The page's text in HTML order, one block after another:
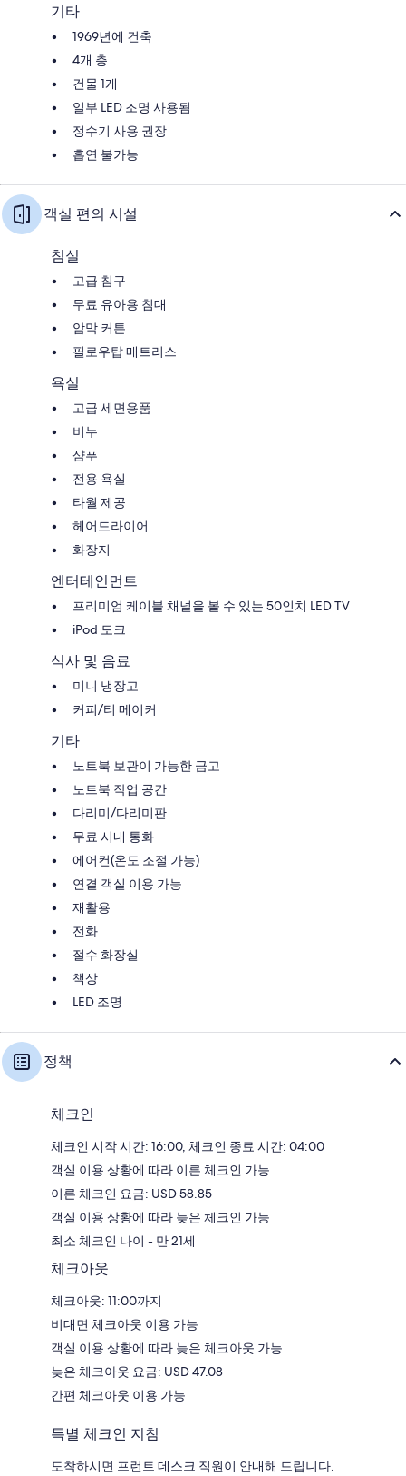
기타
1969년에 건축
4개 층
건물 1개
일부 LED 조명 사용됨
정수기 사용 권장
흡연 불가능
객실 편의 시설
침실
고급 침구
무료 유아용 침대
암막 커튼
필로우탑 매트리스
욕실
고급 세면용품
비누
샴푸
전용 욕실
타월 제공
헤어드라이어
화장지
엔터테인먼트
프리미엄 케이블 채널을 볼 수 있는 50인치 LED TV
iPod 도크
식사 및 음료
미니 냉장고
커피/티 메이커
기타
노트북 보관이 가능한 금고
노트북 작업 공간
다리미/다리미판
무료 시내 통화
에어컨(온도 조절 가능)
연결 객실 이용 가능
재활용
전화
절수 화장실
책상
LED 조명
정책
체크인
체크인 시작 시간: 16:00, 체크인 종료 시간: 04:00
객실 이용 상황에 따라 이른 체크인 가능
이른 체크인 요금: USD 58.85
객실 이용 상황에 따라 늦은 체크인 가능
최소 체크인 나이 - 만 21세
체크아웃
체크아웃: 11:00까지
비대면 체크아웃 이용 가능
객실 이용 상황에 따라 늦은 체크아웃 가능
늦은 체크아웃 요금: USD 47.08
간편 체크아웃 이용 가능
특별 체크인 지침
도착하시면 프런트 데스크 직원이 안내해 드립니다.